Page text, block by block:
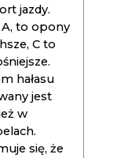
jazdy.
A, to opony
C to
hałasu
jest
w
się, że